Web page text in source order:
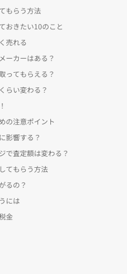
もらう方法
おきたい10のこと
売れる
ーカーはある？
ってもらえる？
らい変わる？
の注意ポイント
影響する？
で査定額は変わる？
てもらう方法
るの？
には
金